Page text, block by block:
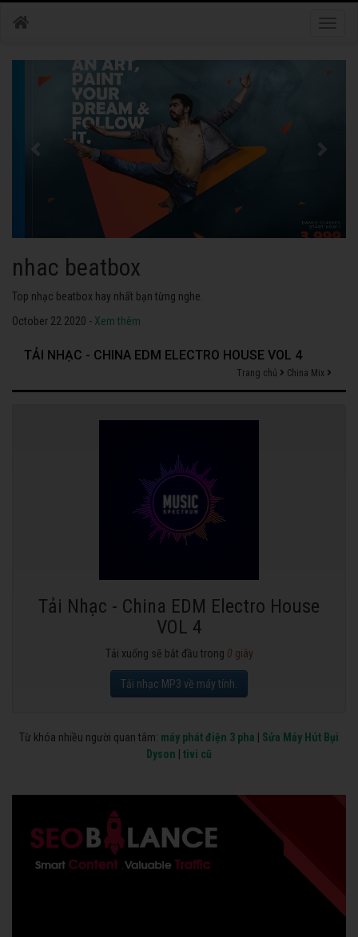
nhac dance
Những bài nhạc dance tuyển chọn 2020 hay nhất.
October 22 2020 - Xem thêm
TẢI NHẠC - CHINA EDM ELECTRO HOUSE VOL 4
Trang chủ China Mix
Tải Nhạc - China EDM Electro House
VOL 4
Tải xuống sẽ bắt đầu trong 0 giây
Tải nhạc MP3 về máy tính.
Từ khóa nhiều người quan tâm: máy phát điện 3 pha
Sửa Máy Hút Bụi
Dyson
tivi cũ